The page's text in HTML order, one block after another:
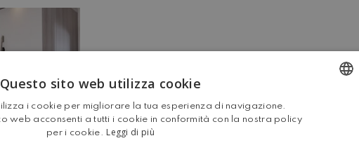
Da questo momento, il suo “hobby” si è
successo cresciuto continuamente fino a
produttori di camper in Europa, nonché
Questo sito web utilizza cookie
i cookie per migliorare la tua esperienza di navigazione.
web acconsenti a tutti i cookie in conformità con la nostra policy
per i cookie. Leggi di più